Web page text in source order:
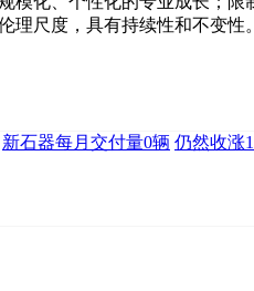
理尺度，具有持续性和不变
新石器每月交付量0辆 仍然收涨